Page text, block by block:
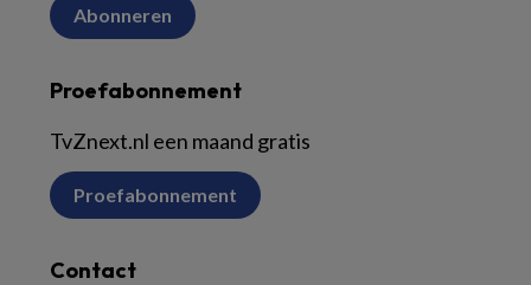
Abonneren
Proefabonnement
TvZnext.nl een maand gratis
Proefabonnement
Contact